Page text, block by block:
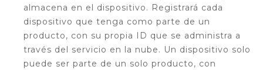
almacena en el dispositivo. Registrará cada
dispositivo que tenga como parte de un
producto, con su propia ID que se administra a
través del servicio en la nube. Un dispositivo solo
puede ser parte de un solo producto, con